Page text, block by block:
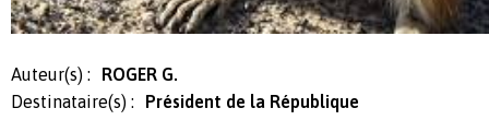
Auteur(s) :
ROGER G.
Destinataire(s) :
Président de la République